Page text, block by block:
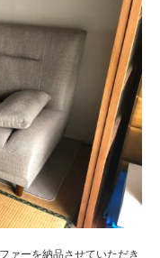
ーを納品させていただき